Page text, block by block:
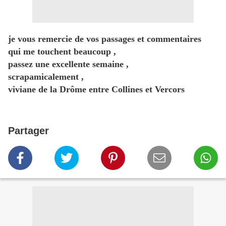
je vous remercie de vos passages et commentaires
qui me touchent beaucoup ,
passez une excellente semaine ,
scrapamicalement ,
viviane de la Drôme entre Collines et Vercors
Partager